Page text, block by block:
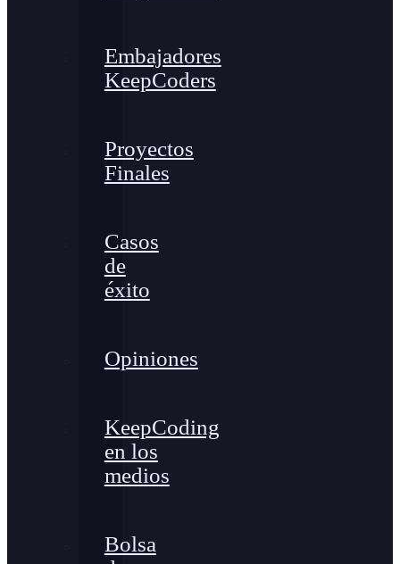
Embajadores
KeepCoders
Proyectos
Finales
Casos
de
éxito
Opiniones
KeepCoding
en los
medios
Bolsa